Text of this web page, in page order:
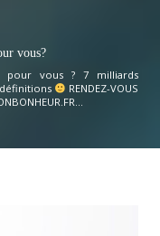
vous?
pour vous ? 7 milliards
RENDEZ-VOUS